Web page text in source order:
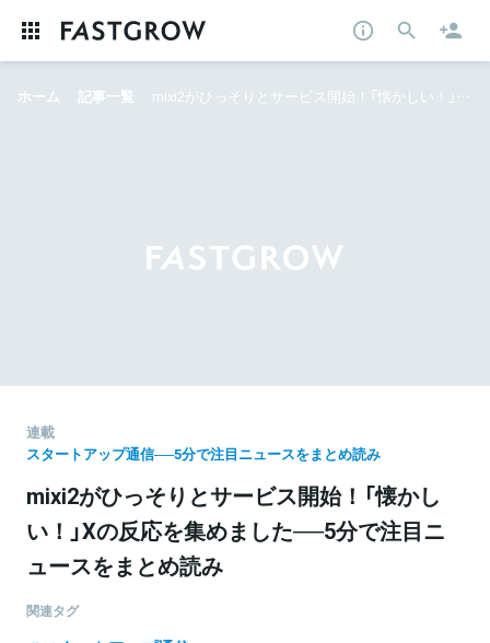
ホーム 記事一覧 mixi2がひっそりとサービス開始！「懐かしい！」Xの反応を集めました──5分で注目ニュースをまとめ読み
連載
スタートアップ通信──5分で注目ニュースをまとめ読み
mixi2がひっそりとサービス開始！「懐かし
い！」Xの反応を集めました──5分で注目ニ
ュースをまとめ読み
関連タグ